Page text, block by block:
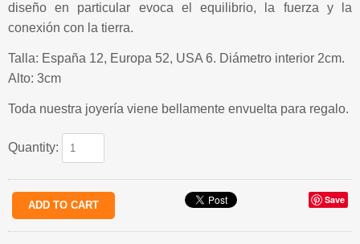
diseño en particular evoca el equilibrio, la fuerza y la
conexión con la tierra.
Talla: España 12, Europa 52, USA 6. Diámetro interior 2cm.
Alto: 3cm
Toda nuestra joyería viene bellamente envuelta para regalo.
Quantity:
Save